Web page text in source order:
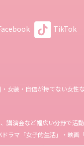
TikTok
女装・自信が持てない女
講演会など幅広い分野で
ラマ「女子的生活」・映